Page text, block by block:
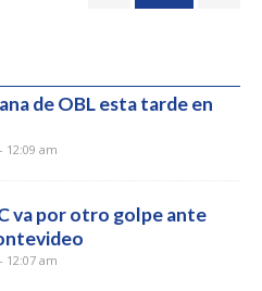
de OBL esta tarde en
12:09 am
va por otro golpe ante
12:07 am